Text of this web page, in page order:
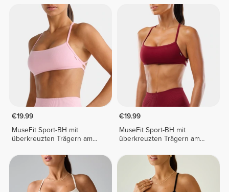
€19.99
MuseFit Sport-BH mit
überkreuzten Trägern am
€19.99
MuseFit Sport-BH mit
überkreuzten Trägern am